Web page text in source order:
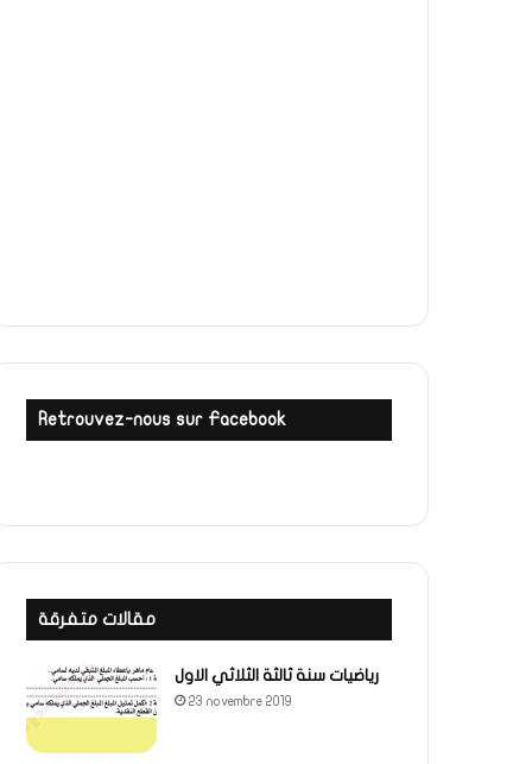
Retrouvez-nous sur Facebook
مقالات متفرقة
رياضيات سنة ثالثة الثلاثي الاول
23 novembre 2019